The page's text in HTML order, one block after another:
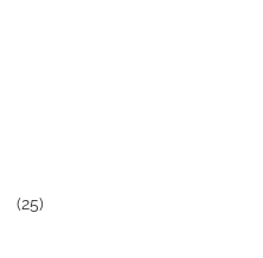
(25)